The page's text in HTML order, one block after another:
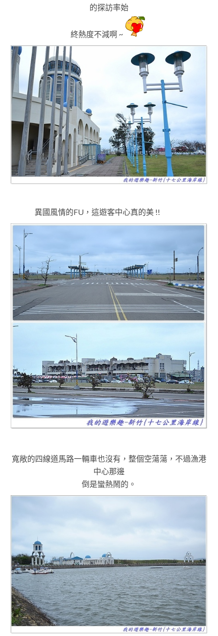
的探訪率始
終熱度不減啊 ~
異國風情的FU ，這遊客中心真的美 !!
寬敞的四線道馬路一輛車也沒有，整個空蕩蕩 ，不過漁港
中心那邊
倒是蠻熱鬧的 。